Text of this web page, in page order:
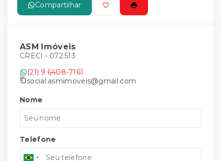
Compartilhar
ASM Imóveis
CRECI - 072.513
(21) 9 6408-7161
social.asmimoveis@gmail.com
Nome
Telefone